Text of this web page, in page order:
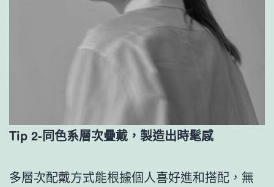
Tip 2-同色系層次疊戴，製造出時髦感
多層次配戴方式能根據個人喜好進和搭配，無